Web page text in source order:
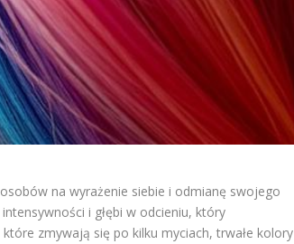
na wyrażenie siebie i odmianę swojego
i głębi w odcieniu, który
zmywają się po kilku myciach, trwałe kolory